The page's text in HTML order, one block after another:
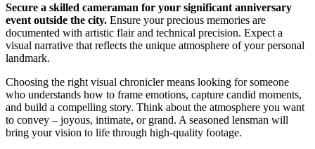
Secure a skilled cameraman for your significant anniversary
event outside the city. Ensure your precious memories are
documented with artistic flair and technical precision. Expect a
visual narrative that reflects the unique atmosphere of your personal
landmark.
Choosing the right visual chronicler means looking for someone
who understands how to frame emotions, capture candid moments,
and build a compelling story. Think about the atmosphere you want
to convey – joyous, intimate, or grand. A seasoned lensman will
bring your vision to life through high-quality footage.